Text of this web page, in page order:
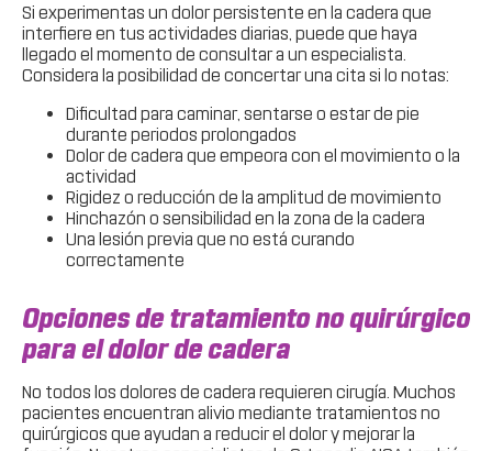
Si experimentas un dolor persistente en la cadera que
interfiere en tus actividades diarias, puede que haya
llegado el momento de consultar a un especialista.
Considera la posibilidad de concertar una cita si lo notas:
Dificultad para caminar, sentarse o estar de pie
durante periodos prolongados
Dolor de cadera que empeora con el movimiento o la
actividad
Rigidez o reducción de la amplitud de movimiento
Hinchazón o sensibilidad en la zona de la cadera
Una lesión previa que no está curando
correctamente
Opciones de tratamiento no quirúrgico
para el dolor de cadera
No todos los dolores de cadera requieren cirugía. Muchos
pacientes encuentran alivio mediante tratamientos no
quirúrgicos que ayudan a reducir el dolor y mejorar la